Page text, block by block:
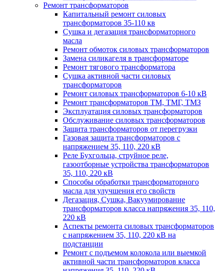
Ремонт трансформаторов
Капитальный ремонт силовых
трансформаторов 35-110 кв
Сушка и дегазация трансформаторного
масла
Ремонт обмоток силовых трансформаторов
Замена силикагеля в трансформаторе
Ремонт тягового трансформатора
Сушка активной части силовых
трансформаторов
Ремонт силовых трансформаторов 6-10 кВ
Ремонт трансформаторов ТМ, ТМГ, ТМЗ
Эксплуатация силовых трансформаторов
Обслуживание силовых трансформаторов
Защита трансформаторов от перегрузки
Газовая защита трансформаторов с
напряжением 35, 110, 220 кВ
Реле Бухгольца, струйное реле,
газоотборные устройства трансформаторов
35, 110, 220 кВ
Способы обработки трансформаторного
масла для улучшения его свойств
Дегазация, Сушка, Вакуумирование
трансформаторов класса напряжения 35, 110,
220 кВ
Аспекты ремонта силовых трансформаторов
с напряжением 35, 110, 220 кВ на
подстанции
Ремонт с подъемом колокола или выемкой
активной части трансформаторов класса